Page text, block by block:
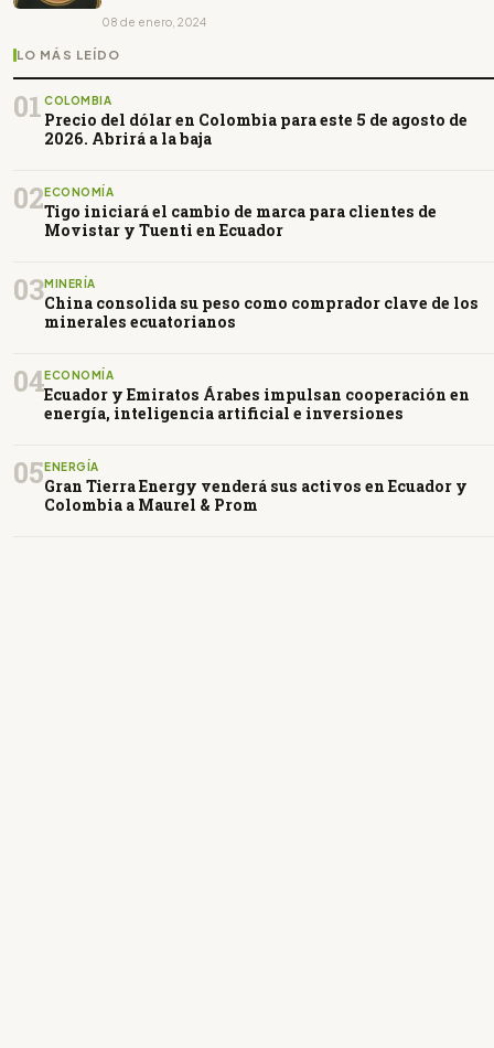
08 de enero, 2024
LO MÁS LEÍDO
01 COLOMBIA
Precio del dólar en Colombia para este 5 de agosto de
2026. Abrirá a la baja
02ECONOMÍA
Tigo iniciará el cambio de marca para clientes de
Movistar y Tuenti en Ecuador
03MINERÍA
China consolida su peso como comprador clave de los
minerales ecuatorianos
04ECONOMÍA
Ecuador y Emiratos Árabes impulsan cooperación en
energía, inteligencia artificial e inversiones
05ENERGÍA
Gran Tierra Energy venderá sus activos en Ecuador y
Colombia a Maurel & Prom